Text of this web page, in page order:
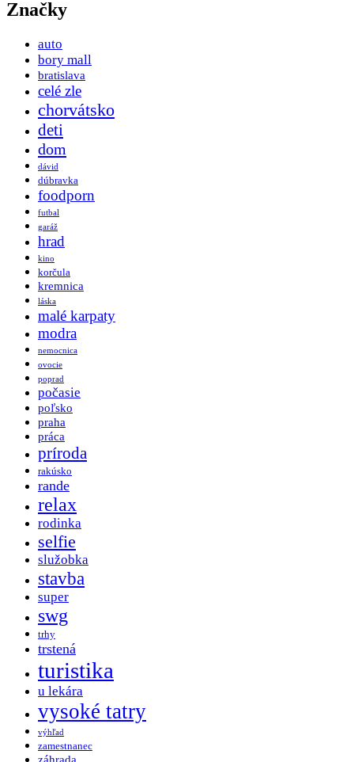
Značky
auto
bory mall
bratislava
celé zle
chorvátsko
deti
dom
dávid
dúbravka
foodporn
futbal
garáž
hrad
kino
korčula
kremnica
láska
malé karpaty
modra
nemocnica
ovocie
poprad
počasie
poľsko
praha
práca
príroda
rakúsko
rande
relax
rodinka
selfie
služobka
stavba
super
swg
trhy
trstená
turistika
u lekára
vysoké tatry
výhľad
zamestnanec